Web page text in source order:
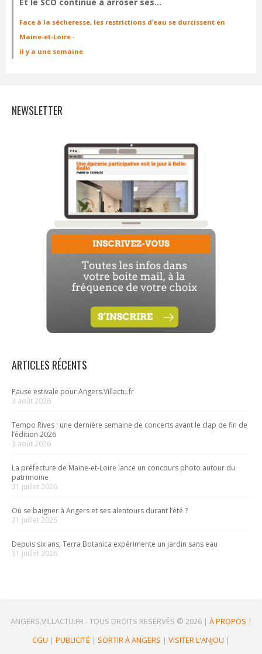
Face à la sécheresse, les restrictions d’eau se durcissent en
Maine-et-Loire ·
il y a une semaine
NEWSLETTER
ARTICLES RÉCENTS
Pause estivale pour Angers.Villactu.fr
3 août 2026
Tempo Rives : une dernière semaine de concerts avant le clap de fin de
l’édition 2026
3 août 2026
La préfecture de Maine-et-Loire lance un concours photo autour du
patrimoine
31 juillet 2026
Où se baigner à Angers et ses alentours durant l’été ?
31 juillet 2026
Depuis six ans, Terra Botanica expérimente un jardin sans eau
31 juillet 2026
ANGERS.VILLACTU.FR -TOUS DROITS RESERVÉS © 2026| À PROPOS |
CGU | PUBLICITÉ | SORTIR À ANGERS | VISITER L'ANJOU |